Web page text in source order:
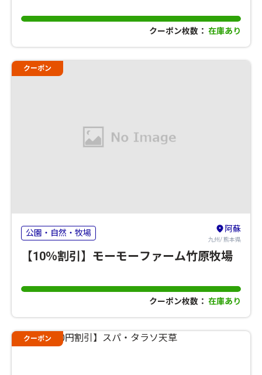
クーポン枚数： 在庫あり
クーポン
公園・自然・牧場 阿蘇
九州/ 熊本県
【10％割引】モーモーファーム竹原牧場
クーポン枚数： 在庫あり
クーポン